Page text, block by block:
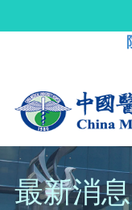
最新消息